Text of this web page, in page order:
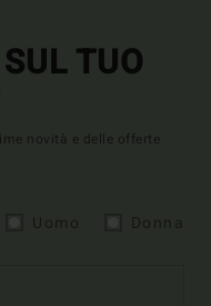
TUO
novità e delle offerte